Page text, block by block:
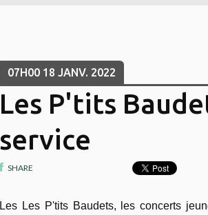
07H00 18 JANV. 2022
Les P'tits
service
SHARE
Les Les P'tits Baudets, les concerts